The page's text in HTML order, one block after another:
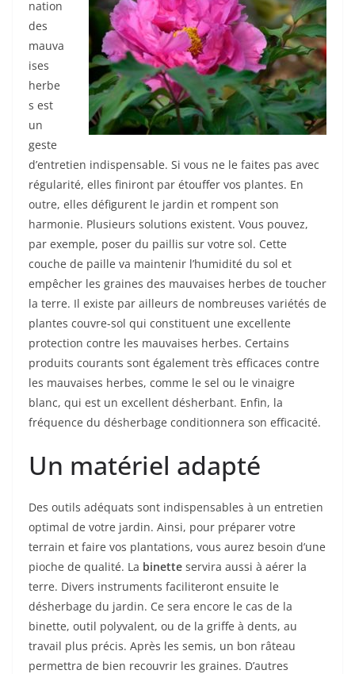
nation
des
mauva
ises
herbe
s est
un
geste
d’entretien indispensable. Si vous ne le faites pas avec
régularité, elles finiront par étouffer vos plantes. En
outre, elles défigurent le jardin et rompent son
harmonie. Plusieurs solutions existent. Vous pouvez,
par exemple, poser du paillis sur votre sol. Cette
couche de paille va maintenir l’humidité du sol et
empêcher les graines des mauvaises herbes de toucher
la terre. Il existe par ailleurs de nombreuses variétés de
plantes couvre-sol qui constituent une excellente
protection contre les mauvaises herbes. Certains
produits courants sont également très efficaces contre
les mauvaises herbes, comme le sel ou le vinaigre
blanc, qui est un excellent désherbant. Enfin, la
fréquence du désherbage conditionnera son efficacité.
Un matériel adapté
Des outils adéquats sont indispensables à un entretien
optimal de votre jardin. Ainsi, pour préparer votre
terrain et faire vos plantations, vous aurez besoin d’une
pioche de qualité. La binette servira aussi à aérer la
terre. Divers instruments faciliteront ensuite le
désherbage du jardin. Ce sera encore le cas de la
binette, outil polyvalent, ou de la griffe à dents, au
travail plus précis. Après les semis, un bon râteau
permettra de bien recouvrir les graines. D’autres